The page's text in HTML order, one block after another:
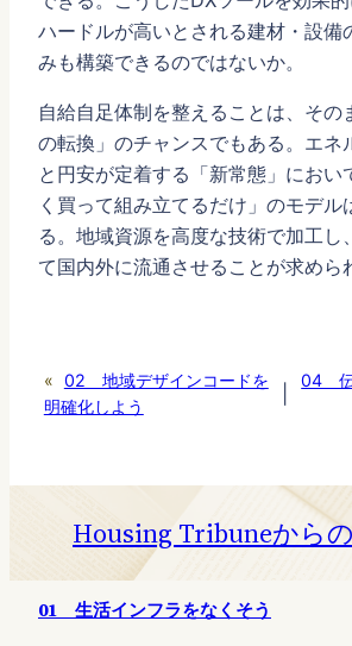
ハードルが高いとされる建材・設備
みも構築できるのではないか。
自給自足体制を整えることは、その
の転換」のチャンスでもある。エネ
と円安が定着する「新常態」におい
く買って組み立てるだけ」のモデル
る。地域資源を高度な技術で加工し
て国内外に流通させることが求めら
« 02 地域デザインコードを
明確化しよう
04 伝
Housing Tribuneから
01 生活インフラをなくそう